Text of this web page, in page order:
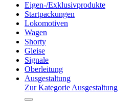
Eigen-/Exklusivprodukte
Startpackungen
Lokomotiven
Wagen
Shorty
Gleise
Signale
Oberleitung
Ausgestaltung
Zur Kategorie Ausgestaltung